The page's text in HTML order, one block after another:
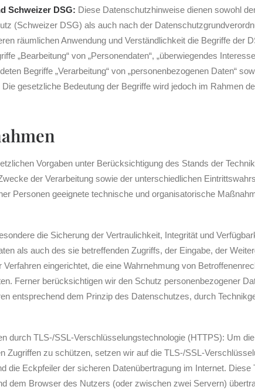
Schweizer DSG: Diese Datenschutzhinweise dienen sowohl
(Schweizer DSG) als auch nach der
räumlichen Anwendung und Verständlichkeit die Begriffe der
„Bearbeitung“ von „Personendaten“, „überwiegendes
Begriffe „Verarbeitung“ von „personenbezogenen Daten“
gesetzliche Bedeutung der Begriffe wird jedoch im Rahmen
Vorgaben unter Berücksichtigung des Stands der
der Verarbeitung sowie der unterschiedlichen
Personen geeignete technische und organisatorische
die Sicherung der Vertraulichkeit, Integrität und
als auch des sie betreffenden Zugriffs, der Eingabe, der
eingerichtet, die eine Wahrnehmung von
Ferner berücksichtigen wir den Schutz personenbezogener
entsprechend dem Prinzip des Datenschutzes, durch
durch TLS-/SSL-Verschlüsselungstechnologie (HTTPS): Um
Zugriffen zu schützen, setzen wir auf die TLS-/SSL-
die Eckpfeiler der sicheren Datenübertragung im Internet.
dem Browser des Nutzers (oder zwischen zwei Servern)